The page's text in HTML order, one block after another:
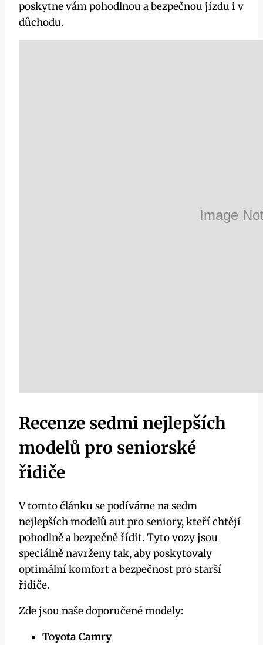
poskytne vám pohodlnou a bezpečnou jízdu i v
důchodu.
Recenze sedmi nejlepších
modelů pro seniorské
řidiče
V tomto článku se podíváme na sedm
nejlepších modelů aut pro seniory, kteří chtějí
pohodlně a bezpečně řídit. Tyto vozy jsou
speciálně navrženy tak, aby poskytovaly
optimální komfort a bezpečnost pro starší
řidiče.
Zde jsou naše doporučené modely:
Toyota Camry